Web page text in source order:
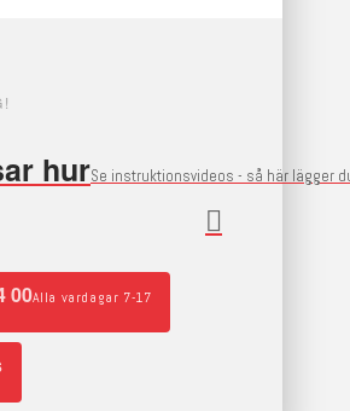
hurSe instruktionsvideos - så här lägger
00Alla vardagar 7-17